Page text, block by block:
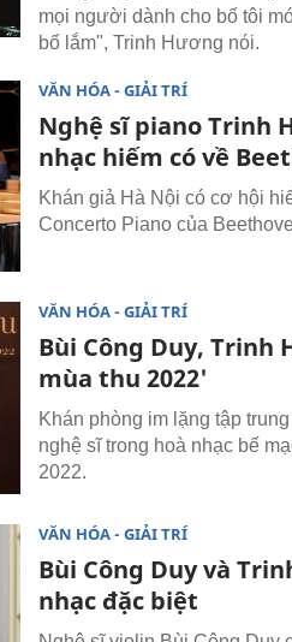
mọi người dành cho bố tôi
bố lắm", Trinh Hương nói.
VĂN HÓA - GIẢI TRÍ
Nghệ sĩ piano Trinh
nhạc hiếm có về
Khán giả Hà Nội có cơ hội
Concerto Piano của
VĂN HÓA - GIẢI TRÍ
Bùi Công Duy, Trinh
mùa thu 2022'
Khán phòng im lặng tập
nghệ sĩ trong hoà nhạc bế
2022.
VĂN HÓA - GIẢI TRÍ
Bùi Công Duy và
nhạc đặc biệt